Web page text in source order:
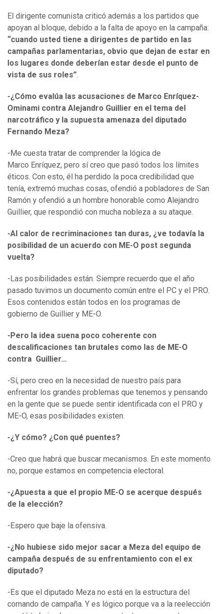
El dirigente comunista criticó además a los partidos que
apoyan al bloque, debido a la falta de apoyo en la campaña:
“cuando usted tiene a dirigentes de partido en las
campañas parlamentarias, obvio que dejan de estar en
los lugares donde deberían estar desde el punto de
vista de sus roles”.
-¿Cómo evalúa las acusaciones de Marco Enríquez-
Ominami contra Alejandro Guillier en el tema del
narcotráfico y la supuesta amenaza del diputado
Fernando Meza?
-Me cuesta tratar de comprender la lógica de
Marco Enríquez, pero sí creo que pasó todos los límites
éticos. Con esto, él ha perdido la poca credibilidad que
tenía, extremó muchas cosas, ofendió a pobladores de San
Ramón y ofendió a un hombre honorable como Alejandro
Guillier, que respondió con mucha nobleza a su ataque.
-Al calor de recriminaciones tan duras, ¿ve todavía la
posibilidad de un acuerdo con ME-O post segunda
vuelta?
-Las posibilidades están. Siempre recuerdo que el año
pasado tuvimos un documento común entre el PC y el PRO.
Esos contenidos están todos en los programas de
gobierno de Guillier y ME-O.
-Pero la idea suena poco coherente con
descalificaciones tan brutales como las de ME-O
contra Guillier…
-Sí, pero creo en la necesidad de nuestro país para
enfrentar los grandes problemas que tenemos y pensando
en la gente que se puede sentir identificada con el PRO y
ME-O, esas posibilidades existen.
-¿Y cómo? ¿Con qué puentes?
-Creo que habrá que buscar mecanismos. En este momento
no, porque estamos en competencia electoral.
-¿Apuesta a que el propio ME-O se acerque después
de la elección?
-Espero que baje la ofensiva.
-¿No hubiese sido mejor sacar a Meza del equipo de
campaña después de su enfrentamiento con el ex
diputado?
-Es que el diputado Meza no está en la estructura del
comando de campaña. Y es lógico porque va a la reelección